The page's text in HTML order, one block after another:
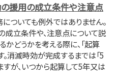
援用の成立条件や注意点
ついても例外ではありません。
成立条件や、注意点について説
どうかを考える際に、「起算
消滅時効が完成するまでは「5
すが、いつから起算して5年又は